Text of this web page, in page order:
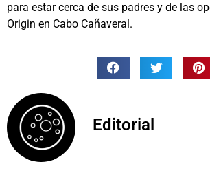
para estar cerca de sus padres y de las
Origin en Cabo Cañaveral.
Editorial